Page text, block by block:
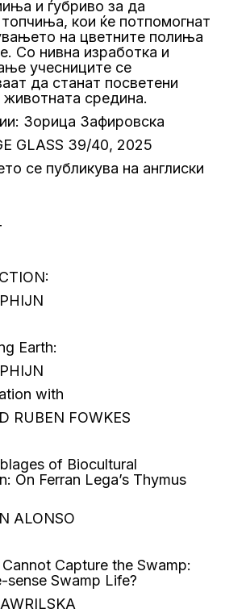
и ѓубриво за да
кои ќе потпомогнат
на цветните полиња
Со нивна изработка и
учесниците се
да станат посветени
животната средина.
Зорица Зафировска
GLASS 39/40, 2025
се публикува на англиски
Earth:
with
RUBEN FOWKES
of Biocultural
On Ferran Lega’s Thymus
ALONSO
Cannot Capture the Swamp:
sense Swamp Life?